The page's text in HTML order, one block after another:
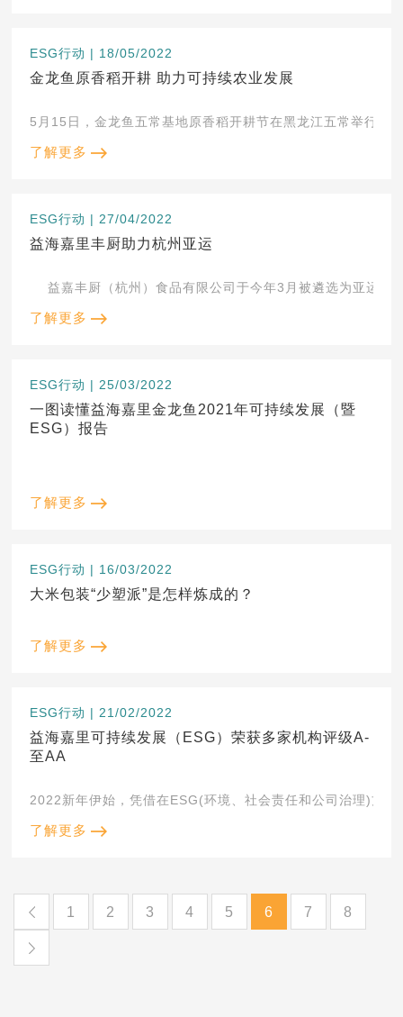
ESG行动 | 18/05/2022
金龙鱼原香稻开耕 助力可持续农业发展
5月15日，金龙鱼五常基地原香稻开耕节在黑龙江五常举行。
了解更多
ESG行动 | 27/04/2022
益海嘉里丰厨助力杭州亚运
益嘉丰厨（杭州）食品有限公司于今年3月被遴选为亚运会
了解更多
ESG行动 | 25/03/2022
一图读懂益海嘉里金龙鱼2021年可持续发展（暨
ESG）报告
了解更多
ESG行动 | 16/03/2022
大米包装“少塑派”是怎样炼成的？
了解更多
ESG行动 | 21/02/2022
益海嘉里可持续发展（ESG）荣获多家机构评级A-
至AA
了解更多
1 2 3 4 5 6 7 8